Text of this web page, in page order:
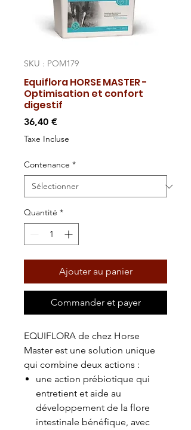
SKU : POM179
Equiflora HORSE MASTER -
Optimisation et confort
digestif
36,40 €Prix
Taxe Incluse
Contenance *
Quantité *
Ajouter au panier
Commander et payer
EQUIFLORA de chez Horse
Master est une solution unique
qui combine deux actions :
une action prébiotique qui
entretient et aide au
développement de la flore
intestinale bénéfique, avec